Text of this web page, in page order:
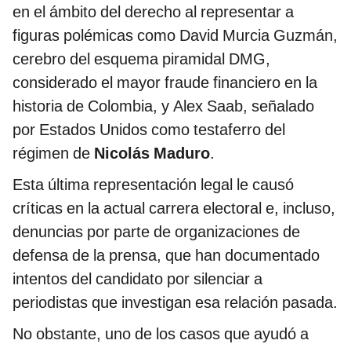
en el ámbito del derecho al representar a
figuras polémicas como David Murcia Guzmán,
cerebro del esquema piramidal DMG,
considerado el mayor fraude financiero en la
historia de Colombia, y Alex Saab, señalado
por Estados Unidos como testaferro del
régimen de Nicolás Maduro.
Esta última representación legal le causó
críticas en la actual carrera electoral e, incluso,
denuncias por parte de organizaciones de
defensa de la prensa, que han documentado
intentos del candidato por silenciar a
periodistas que investigan esa relación pasada.
No obstante, uno de los casos que ayudó a